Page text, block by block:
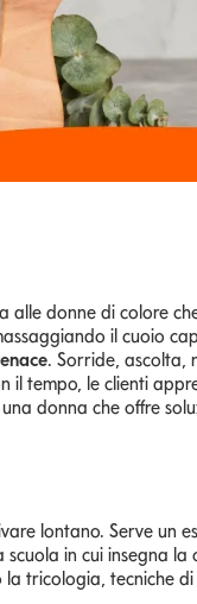
alle donne di colore
il cuoio
. Sorride, ascolta,
il tempo, le clienti
donna che offre
lontano. Serve un
scuola in cui insegna
tricologia, tecniche